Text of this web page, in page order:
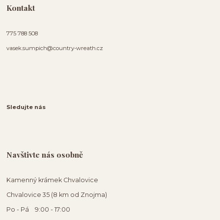
Kontakt
775 788 508
vasek.sumpich@country-wreath.cz
Sledujte nás
Navštivte nás osobně
Kamenný krámek Chvalovice
Chvalovice 35 (8 km od Znojma)
Po - Pá 9:00 - 17:00